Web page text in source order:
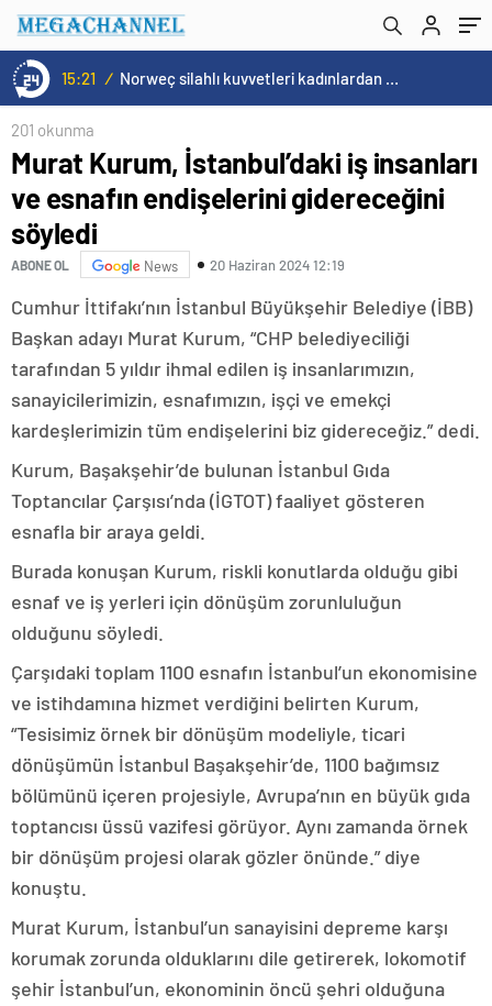
15:21 / Norweç silahlı kuvvetleri kadınlardan oluşan özel kuvvetler eğitimlerini başlattı.
201 okunma
Murat Kurum, İstanbul’daki iş insanları
ve esnafın endişelerini gidereceğini
söyledi
ABONE OL News 20 Haziran 2024 12:19
Cumhur İttifakı’nın İstanbul Büyükşehir Belediye (İBB)
Başkan adayı Murat Kurum, “CHP belediyeciliği
tarafından 5 yıldır ihmal edilen iş insanlarımızın,
sanayicilerimizin, esnafımızın, işçi ve emekçi
kardeşlerimizin tüm endişelerini biz gidereceğiz.” dedi.
Kurum, Başakşehir’de bulunan İstanbul Gıda
Toptancılar Çarşısı’nda (İGTOT) faaliyet gösteren
esnafla bir araya geldi.
Burada konuşan Kurum, riskli konutlarda olduğu gibi
esnaf ve iş yerleri için dönüşüm zorunluluğun
olduğunu söyledi.
Çarşıdaki toplam 1100 esnafın İstanbul’un ekonomisine
ve istihdamına hizmet verdiğini belirten Kurum,
“Tesisimiz örnek bir dönüşüm modeliyle, ticari
dönüşümün İstanbul Başakşehir’de, 1100 bağımsız
bölümünü içeren projesiyle, Avrupa’nın en büyük gıda
toptancısı üssü vazifesi görüyor. Aynı zamanda örnek
bir dönüşüm projesi olarak gözler önünde.” diye
konuştu.
Murat Kurum, İstanbul’un sanayisini depreme karşı
korumak zorunda olduklarını dile getirerek, lokomotif
şehir İstanbul’un, ekonominin öncü şehri olduğuna